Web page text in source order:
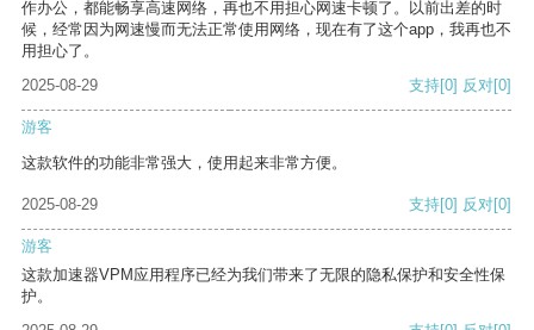
作办公，都能畅享高速网络，再也不用担心网速卡顿了。以前出差的时
候，经常因为网速慢而无法正常使用网络，现在有了这个app，我再也不
用担心了。
2025-08-29
支持[0] 反对[0]
游客
这款软件的功能非常强大，使用起来非常方便。
2025-08-29 支持[0] 反对[0]
游客
这款加速器VPM应用程序已经为我们带来了无限的隐私保护和安全性保
护。